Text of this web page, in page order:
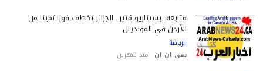
متابعة: بسيناريو مُثير.. الجزائر تخطف فوزاً ثميناً من
الأردن في المونديال
الرياضة
سى ان ان منذ شهرين